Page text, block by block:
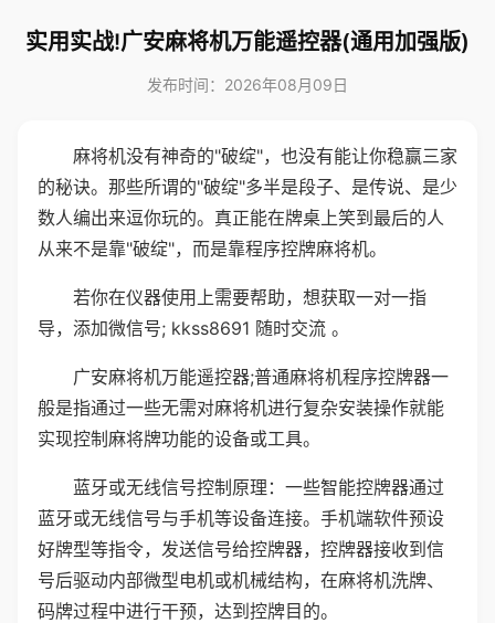
实用实战!广安麻将机万能遥控器(通用加强版)
发布时间：2026年08月09日
麻将机没有神奇的"破绽"，也没有能让你稳赢三家
的秘诀。那些所谓的"破绽"多半是段子、是传说、是少
数人编出来逗你玩的。真正能在牌桌上笑到最后的人
从来不是靠"破绽"，而是靠程序控牌麻将机。
若你在仪器使用上需要帮助，想获取一对一指
导，添加微信号; kkss8691 随时交流 。
广安麻将机万能遥控器;普通麻将机程序控牌器一
般是指通过一些无需对麻将机进行复杂安装操作就能
实现控制麻将牌功能的设备或工具。
蓝牙或无线信号控制原理：一些智能控牌器通过
蓝牙或无线信号与手机等设备连接。手机端软件预设
好牌型等指令，发送信号给控牌器，控牌器接收到信
号后驱动内部微型电机或机械结构，在麻将机洗牌、
码牌过程中进行干预，达到控牌目的。